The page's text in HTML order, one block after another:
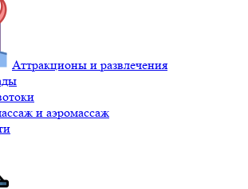
Аттракционы и развлечения
и аэромассаж